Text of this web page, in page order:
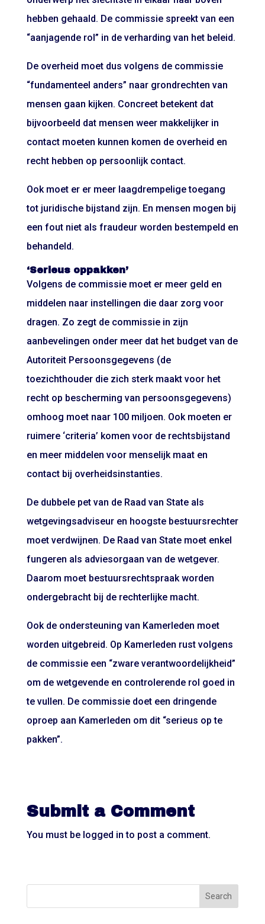
hebben gehaald. De commissie spreekt van een
“aanjagende rol” in de verharding van het beleid.
De overheid moet dus volgens de commissie
“fundamenteel anders” naar grondrechten van
mensen gaan kijken. Concreet betekent dat
bijvoorbeeld dat mensen weer makkelijker in
contact moeten kunnen komen de overheid en
recht hebben op persoonlijk contact.
Ook moet er er meer laagdrempelige toegang
tot juridische bijstand zijn. En mensen mogen bij
een fout niet als fraudeur worden bestempeld en
behandeld.
‘Serieus oppakken’
Volgens de commissie moet er meer geld en
middelen naar instellingen die daar zorg voor
dragen. Zo zegt de commissie in zijn
aanbevelingen onder meer dat het budget van de
Autoriteit Persoonsgegevens (de
toezichthouder die zich sterk maakt voor het
recht op bescherming van persoonsgegevens)
omhoog moet naar 100 miljoen. Ook moeten er
ruimere ‘criteria’ komen voor de rechtsbijstand
en meer middelen voor menselijk maat en
contact bij overheidsinstanties.
De dubbele pet van de Raad van State als
wetgevingsadviseur en hoogste bestuursrechter
moet verdwijnen. De Raad van State moet enkel
fungeren als adviesorgaan van de wetgever.
Daarom moet bestuursrechtspraak worden
ondergebracht bij de rechterlijke macht.
Ook de ondersteuning van Kamerleden moet
worden uitgebreid. Op Kamerleden rust volgens
de commissie een “zware verantwoordelijkheid”
om de wetgevende en controlerende rol goed in
te vullen. De commissie doet een dringende
oproep aan Kamerleden om dit “serieus op te
pakken”.
Submit a Comment
You must be logged in to post a comment.